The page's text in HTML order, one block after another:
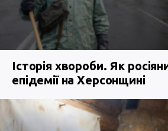
Історія хвороби. Як
епідемії на Херсонщині